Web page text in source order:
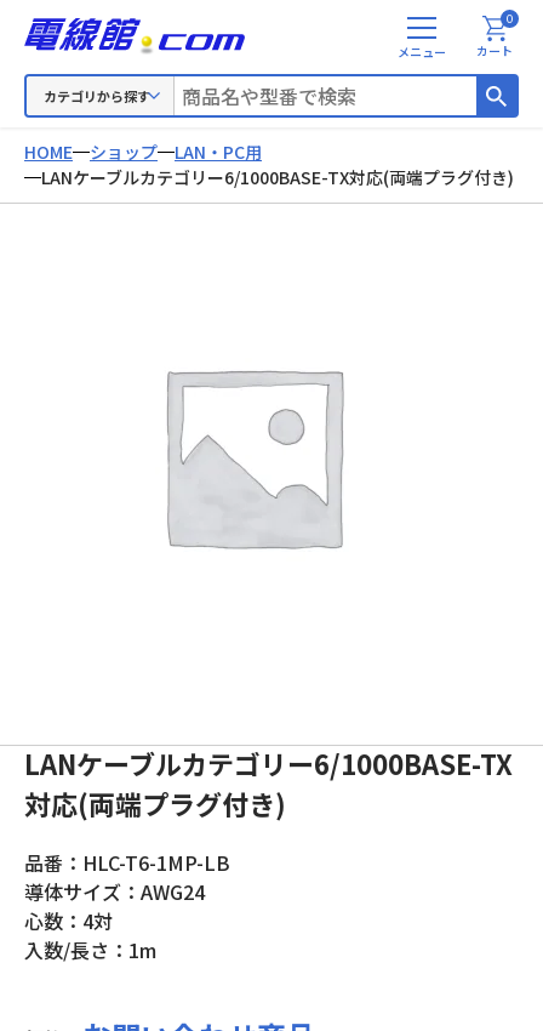
カテゴリから探す
メ
ニ
カート
0
HOME ショップ
LAN・PC用
LANケーブルカテゴリー6/1000BASE-TX対応(両端プラグ付き)
LANケーブルカテゴリー6/1000BASE-TX
対応(両端プラグ付き)
品番：HLC-T6-1MP-LB
導体サイズ：AWG24
心数：4対
入数/長さ：1m